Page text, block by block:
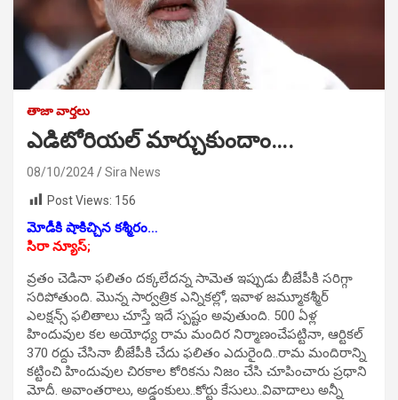
తాజా వార్తలు
ఎడిటోరియల్ మార్చుకుందాం….
08/10/2024
Sira News
Post Views: 156
మోడీకి షాకిచ్చిన కశ్మీరం…
సిరా న్యూస్;
వ్రతం చెడినా ఫలితం దక్కలేదన్న సామెత ఇప్పుడు బీజేపీకి సరిగ్గా
సరిపోతుంది. మొన్న సార్వత్రిక ఎన్నికల్లో, ఇవాళ జమ్మూకశ్మీర్
ఎలక్షన్స్‌ ఫలితాలు చూస్తే ఇదే స్పష్టం అవుతుంది. 500 ఏళ్ల
హిందువుల కల అయోధ్య రామ మందిర నిర్మాణంచేపట్టినా, ఆర్టికల్‌
370 రద్దు చేసినా బీజేపీకి చేదు ఫలితం ఎదురైంది..రామ మందిరాన్ని
కట్టించి హిందువుల చిరకాల కోరికను నిజం చేసి చూపించారు ప్రధాని
మోదీ. అవాంతరాలు, అడ్డంకులు..కోర్టు కేసులు..వివాదాలు అన్నీ